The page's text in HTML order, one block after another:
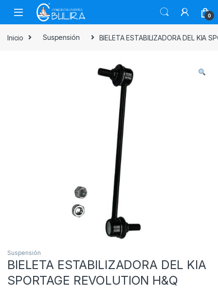
0
Inicio Suspensión BIELETA ESTABILIZADORA DEL KIA
Suspensión
BIELETA ESTABILIZADORA DEL KIA
SPORTAGE REVOLUTION H&Q